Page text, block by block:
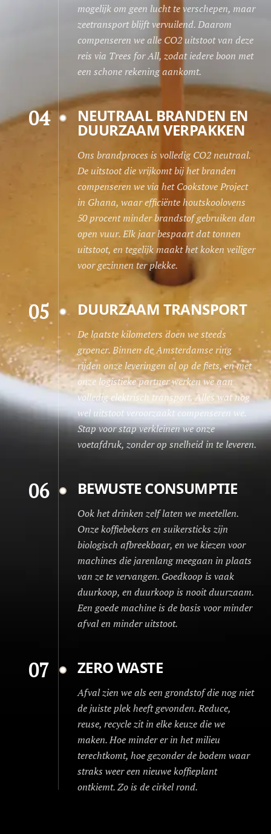
mogelijk om geen lucht te verschepen, maar
zeetransport blijft vervuilend. Daarom
compenseren we alle CO2 uitstoot van deze
reis via Trees for All, zodat iedere boon met
een schone rekening aankomt.
04 NEUTRAAL BRANDEN EN
DUURZAAM VERPAKKEN
Ons brandproces is volledig CO2 neutraal.
De uitstoot die vrijkomt bij het branden
compenseren we via het Cookstove Project
in Ghana, waar efficiënte houtskoolovens
50 procent minder brandstof gebruiken dan
open vuur. Elk jaar bespaart dat tonnen
uitstoot, en tegelijk maakt het koken veiliger
voor gezinnen ter plekke.
05 DUURZAAM TRANSPORT
De laatste kilometers doen we steeds
groener. Binnen de Amsterdamse ring
rijden onze leveringen al op de fiets, en met
onze logistieke partner werken we aan
volledig elektrisch transport. Alles wat nog
wel uitstoot veroorzaakt compenseren we.
Stap voor stap verkleinen we onze
voetafdruk, zonder op snelheid in te leveren.
06 BEWUSTE CONSUMPTIE
Ook het drinken zelf laten we meetellen.
Onze koffiebekers en suikersticks zijn
biologisch afbreekbaar, en we kiezen voor
machines die jarenlang meegaan in plaats
van ze te vervangen. Goedkoop is vaak
duurkoop, en duurkoop is nooit duurzaam.
Een goede machine is de basis voor minder
afval en minder uitstoot.
07 ZERO WASTE
Afval zien we als een grondstof die nog niet
de juiste plek heeft gevonden. Reduce,
reuse, recycle zit in elke keuze die we
maken. Hoe minder er in het milieu
terechtkomt, hoe gezonder de bodem waar
straks weer een nieuwe koffieplant
ontkiemt. Zo is de cirkel rond.